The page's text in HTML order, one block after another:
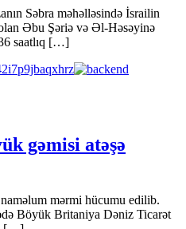
Səbra məhəlləsində İsrailin
Əbu Şəriə və Əl-Həsəyinə
saatlıq […]
gəmisi atəşə
mərmi hücumu edilib.
Böyük Britaniya Dəniz Ticarət